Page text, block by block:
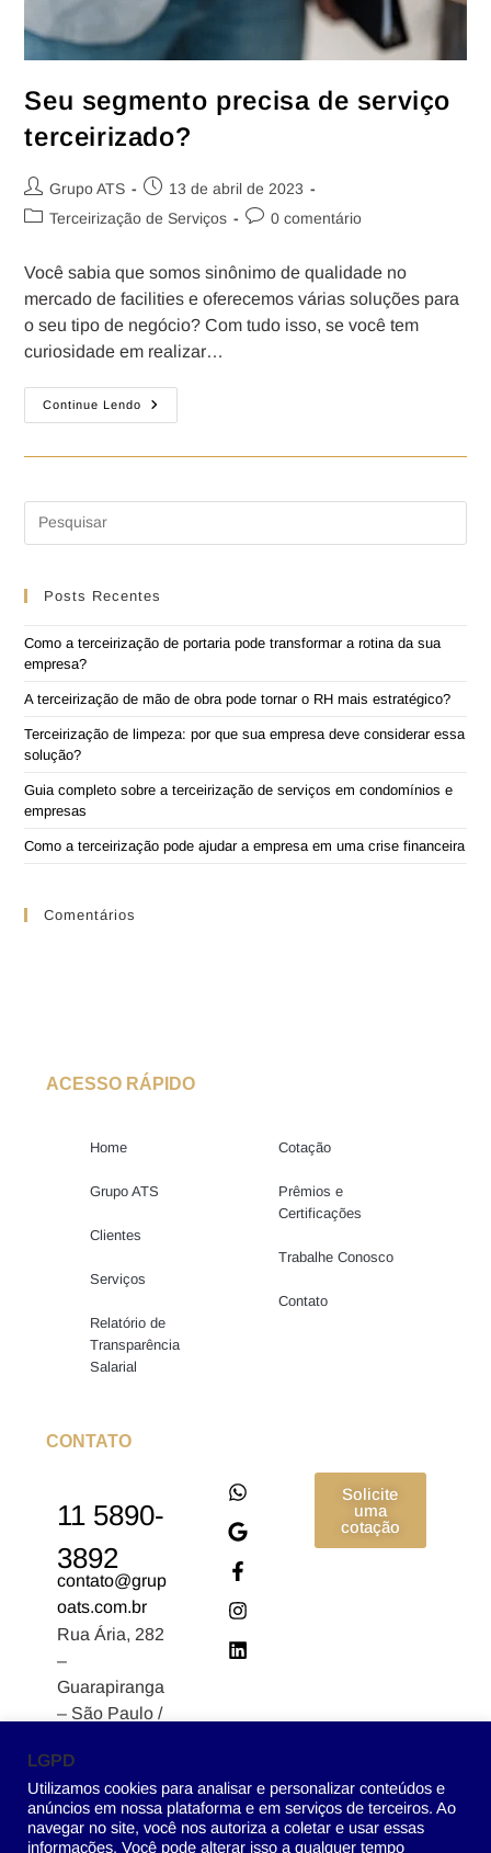
Seu segmento precisa de serviço
terceirizado?
Grupo ATS
13 de abril de 2023
Terceirização de Serviços
0 comentário
Você sabia que somos sinônimo de qualidade no
mercado de facilities e oferecemos várias soluções para
o seu tipo de negócio? Com tudo isso, se você tem
curiosidade em realizar…
Continue Lendo
Posts Recentes
Como a terceirização de portaria pode transformar a rotina da sua
empresa?
A terceirização de mão de obra pode tornar o RH mais estratégico?
Terceirização de limpeza: por que sua empresa deve considerar essa
solução?
Guia completo sobre a terceirização de serviços em condomínios e
empresas
Como a terceirização pode ajudar a empresa em uma crise financeira
Comentários
ACESSO RÁPIDO
Home
Grupo ATS
Clientes
Serviços
Relatório de
Transparência
Salarial
Cotação
Prêmios e
Certificações
Trabalhe Conosco
Contato
CONTATO
11 5890-
3892
contato@grup
oats.com.br
Rua Ária, 282
–
Guarapiranga
– São Paulo /
04902-170
Solicite
uma
cotação
LGPD
Utilizamos cookies para analisar e personalizar conteúdos e
anúncios em nossa plataforma e em serviços de terceiros. Ao
navegar no site, você nos autoriza a coletar e usar essas
informações. Você pode alterar isso a qualquer tempo